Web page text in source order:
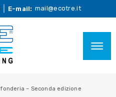
E-mail: mail@ecotre.it
– Seconda edizione